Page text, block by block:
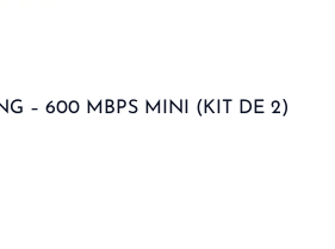
– 600 MBPS MINI (KIT DE 2)